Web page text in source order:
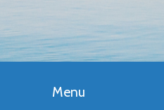
Menu